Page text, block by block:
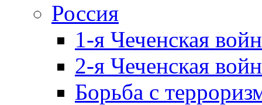
Россия
1-я Чеченская
2-я Чеченская
Борьба с